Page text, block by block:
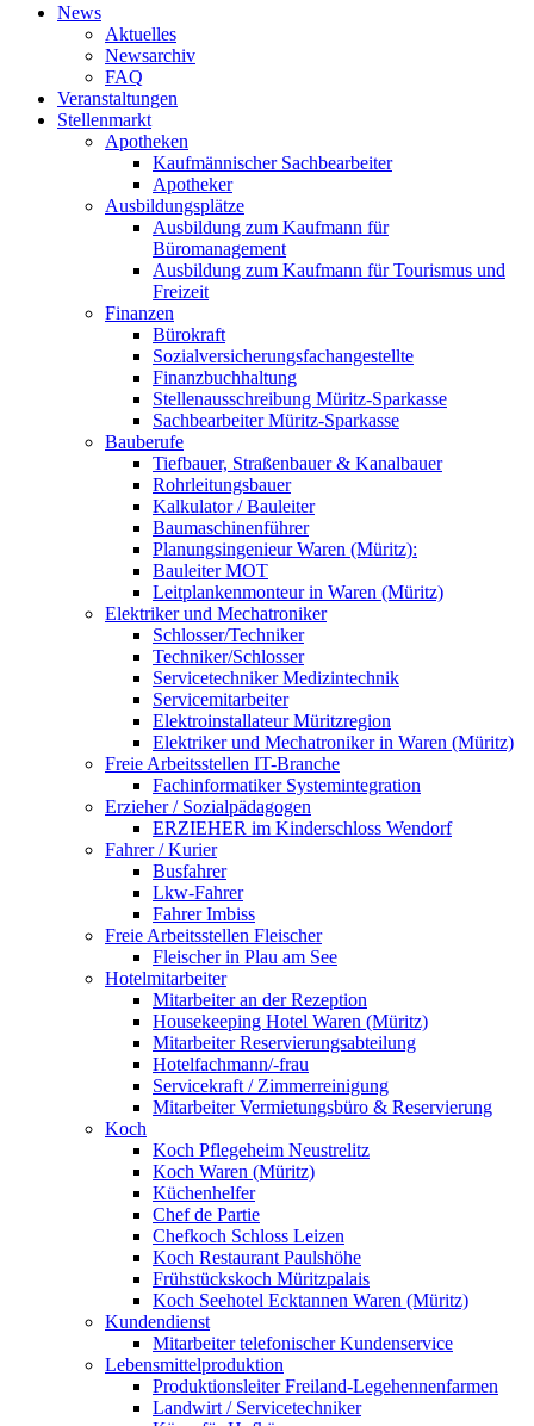
News
Aktuelles
Newsarchiv
FAQ
Veranstaltungen
Stellenmarkt
Apotheken
Kaufmännischer Sachbearbeiter
Apotheker
Ausbildungsplätze
Ausbildung zum Kaufmann für
Büromanagement
Ausbildung zum Kaufmann für Tourismus und
Freizeit
Finanzen
Bürokraft
Sozialversicherungsfachangestellte
Finanzbuchhaltung
Stellenausschreibung Müritz-Sparkasse
Sachbearbeiter Müritz-Sparkasse
Bauberufe
Tiefbauer, Straßenbauer & Kanalbauer
Rohrleitungsbauer
Kalkulator / Bauleiter
Baumaschinenführer
Planungsingenieur Waren (Müritz):
Bauleiter MOT
Leitplankenmonteur in Waren (Müritz)
Elektriker und Mechatroniker
Schlosser/Techniker
Techniker/Schlosser
Servicetechniker Medizintechnik
Servicemitarbeiter
Elektroinstallateur Müritzregion
Elektriker und Mechatroniker in Waren (Müritz)
Freie Arbeitsstellen IT-Branche
Fachinformatiker Systemintegration
Erzieher / Sozialpädagogen
ERZIEHER im Kinderschloss Wendorf
Fahrer / Kurier
Busfahrer
Lkw-Fahrer
Fahrer Imbiss
Freie Arbeitsstellen Fleischer
Fleischer in Plau am See
Hotelmitarbeiter
Mitarbeiter an der Rezeption
Housekeeping Hotel Waren (Müritz)
Mitarbeiter Reservierungsabteilung
Hotelfachmann/-frau
Servicekraft / Zimmerreinigung
Mitarbeiter Vermietungsbüro & Reservierung
Koch
Koch Pflegeheim Neustrelitz
Koch Waren (Müritz)
Küchenhelfer
Chef de Partie
Chefkoch Schloss Leizen
Koch Restaurant Paulshöhe
Frühstückskoch Müritzpalais
Koch Seehotel Ecktannen Waren (Müritz)
Kundendienst
Mitarbeiter telefonischer Kundenservice
Lebensmittelproduktion
Produktionsleiter Freiland-Legehennenfarmen
Landwirt / Servicetechniker